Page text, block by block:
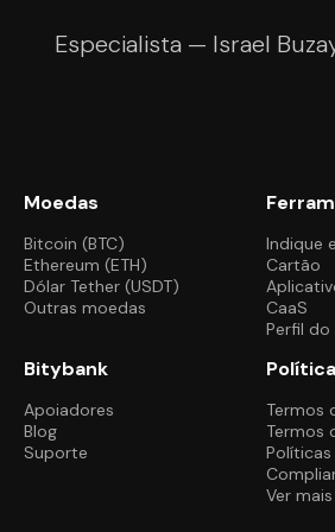
Especialista — Israel
Moedas
Bitcoin (BTC)
Ethereum (ETH)
Dólar Tether (USDT)
Outras moedas
Indique
Cartão
CaaS
Perfil
Bitybank
Apoiadores
Blog
Suporte
Termos
Termos
Ver mais